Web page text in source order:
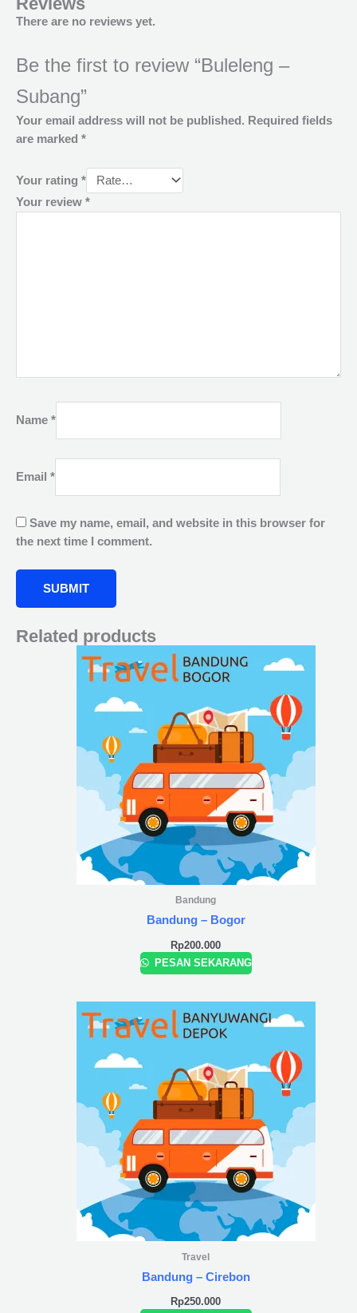
There are no reviews yet.
Be the first to review “Buleleng –
Subang”
Your email address will not be published. Required fields
are marked *
Your rating *
Your review *
Name *
Email *
Save my name, email, and website in this browser for
the next time I comment.
Related products
Bandung
Bandung – Bogor
Rp200.000
PESAN SEKARANG
Travel
Bandung – Cirebon
Rp250.000